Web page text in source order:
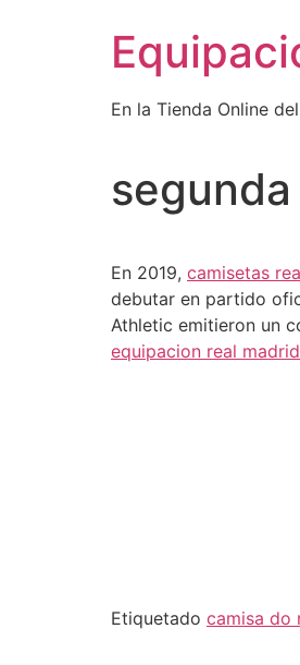
En la Tienda Online
En 2019, camisetas
debutar en partido
Athletic emitieron un
equipacion real madrid
Etiquetado camisa do